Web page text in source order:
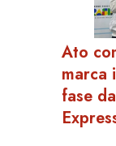
Ato
marca
fase